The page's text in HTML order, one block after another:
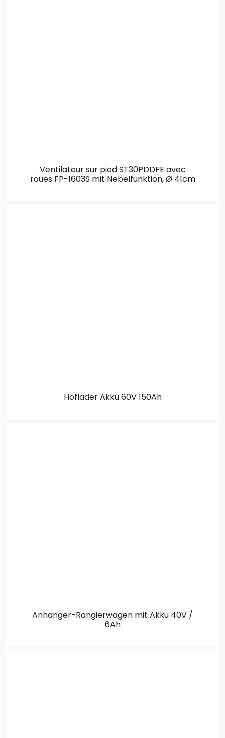
Ventilateur sur pied ST30PDDFE avec
roues FP-1603S mit Nebelfunktion, Ø 41cm
Hoflader Akku60V 150Ah
Anhänger-Rangierwagen mit Akku 40V /
6Ah